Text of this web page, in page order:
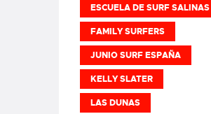
ESCUELA DE SURF SALINAS
FAMILY SURFERS
JUNIO SURF ESPAÑA
KELLY SLATER
LAS DUNAS